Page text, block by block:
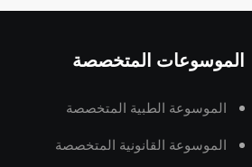
الموسوعات المتخصصة
الموسوعة الطبية المتخصصة
الموسوعة القانونية المتخصصة